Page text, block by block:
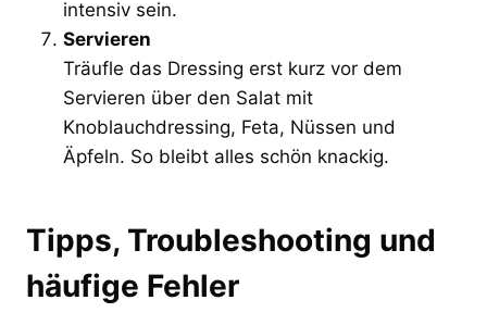
intensiv sein.
Servieren
Träufle das Dressing erst kurz vor dem
Servieren über den Salat mit
Knoblauchdressing, Feta, Nüssen und
Äpfeln. So bleibt alles schön knackig.
Tipps, Troubleshooting und
häufige Fehler